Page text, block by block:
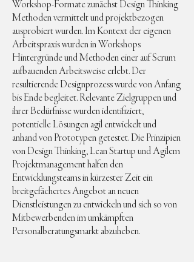
Workshop-Formate zunächst Design Thinking
Methoden vermittelt und projektbezogen
ausprobiert wurden. Im Kontext der eigenen
Arbeitspraxis wurden in Workshops
Hintergründe und Methoden einer auf Scrum
aufbauenden Arbeitsweise erlebt. Der
resultierende Designprozess wurde von Anfang
bis Ende begleitet. Relevante Zielgruppen und
ihrer Bedürfnisse wurden identifiziert,
potentielle Lösungen agil entwickelt und
anhand von Prototypen getestet. Die Prinzipien
von Design Thinking, Lean Startup und Agilem
Projektmanagement halfen den
Entwicklungsteams in kürzester Zeit ein
breitgefächertes Angebot an neuen
Dienstleistungen zu entwickeln und sich so von
Mitbewerbenden im umkämpften
Personalberatungsmarkt abzuheben.